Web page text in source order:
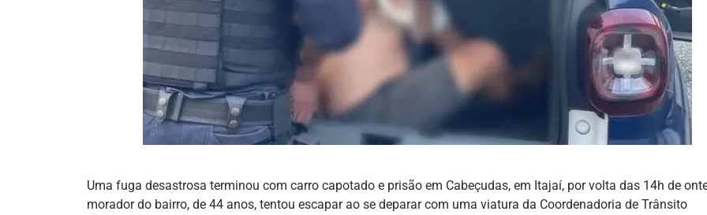
Uma fuga desastrosa terminou com carro capotado e prisão em Cabeçudas, em Itajaí, por volta das 14h de
morador do bairro, de 44 anos, tentou escapar ao se deparar com uma viatura da Coordenadoria de Trânsito